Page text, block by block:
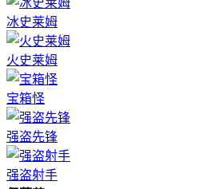
冰史莱姆
火史莱姆
宝箱怪
强盗先锋
强盗射手